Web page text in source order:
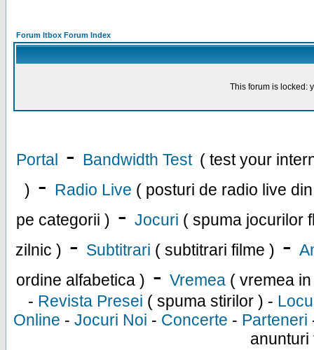
Forum Itbox Forum Index
This forum is locked:
Portal - Bandwidth Test ( test your
) - Radio Live ( posturi de radio live
pe categorii ) - Jocuri ( spuma jocurilor
zilnic ) - Subtitrari ( subtitrari filme ) -
ordine alfabetica ) - Vremea ( vremea
- Revista Presei ( spuma stirilor ) -
Online - Jocuri Noi - Concerte - Parteneri
anunturi